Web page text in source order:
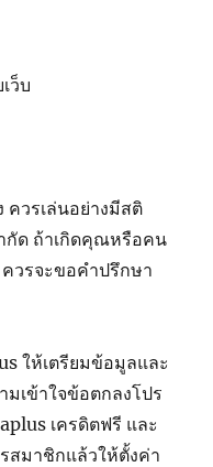
ว็บ
ควรเล่นอย่างมีสติ
กัด ถ้าเกิดคุณหรือคน
วรจะขอคำปรึกษา
ให้เตรียมข้อมูลและ
มเข้าใจข้อตกลงโปร
เครดิตฟรี และ
สมาชิกแล้วให้ตั้งค่า